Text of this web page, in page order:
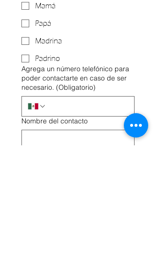
Mamá
Papá
Madrina
Padrino
Agrega un número telefónico para
poder contactarte en caso de ser
necesario. (Obligatorio)
Nombre del contacto